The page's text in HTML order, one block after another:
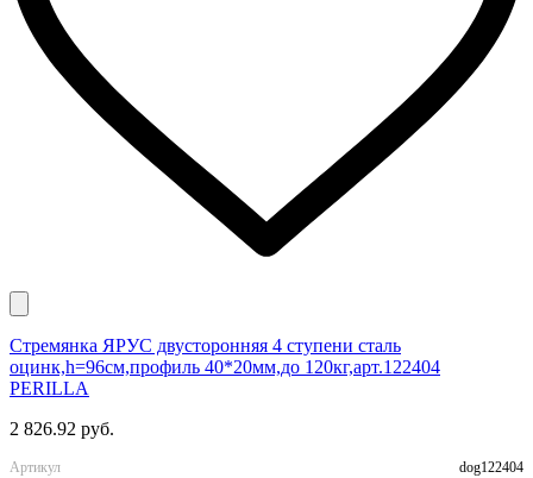
Стремянка ЯРУС двусторонняя 4 ступени сталь
оцинк,h=96см,профиль 40*20мм,до 120кг,арт.122404
PERILLA
2 826.92 руб.
Артикул dog122404